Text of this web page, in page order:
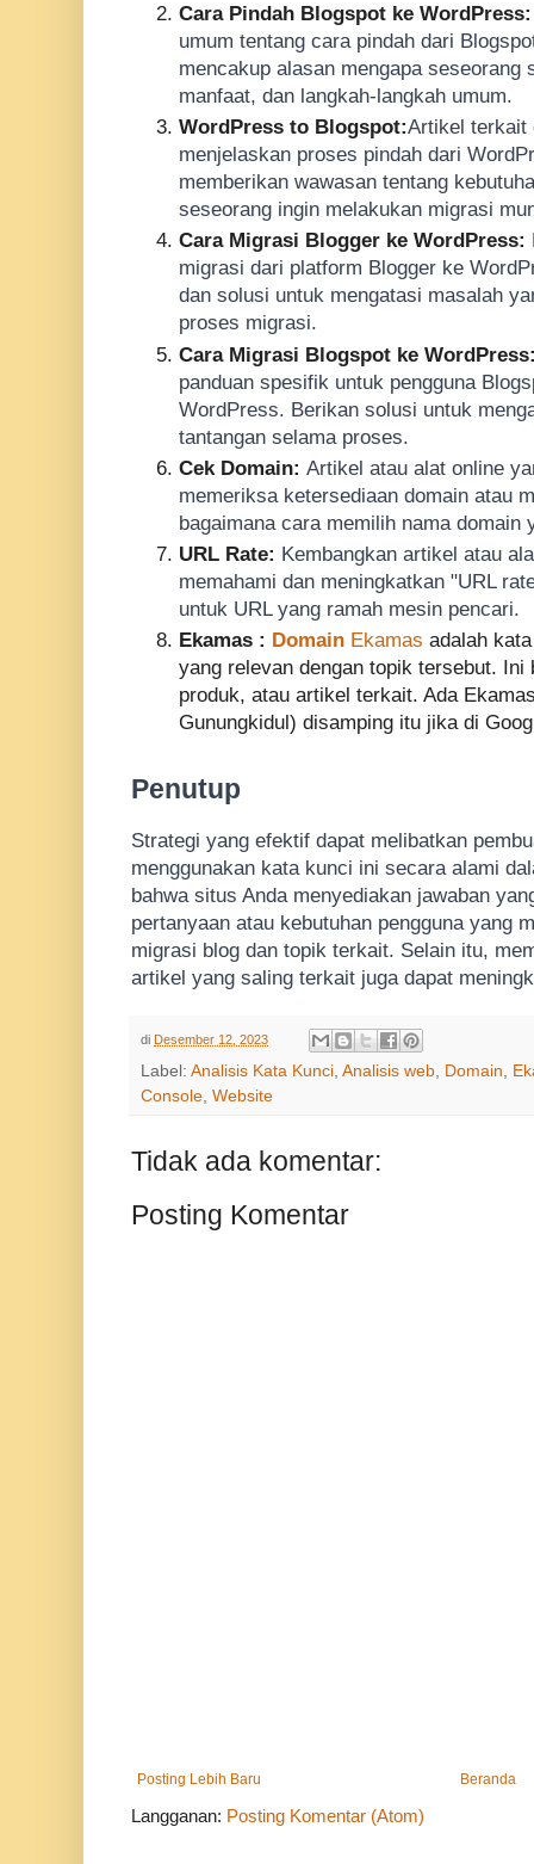
Cara Pindah Blogspot ke
umum tentang cara pindah dari
mencakup alasan mengapa seseorang
manfaat, dan langkah-langkah umum.
WordPress to Blogspot:Artikel terkait
menjelaskan proses pindah dari
memberikan wawasan tentang
seseorang ingin melakukan migrasi
Cara Migrasi Blogger ke WordPress:
migrasi dari platform Blogger ke
dan solusi untuk mengatasi masalah
proses migrasi.
Cara Migrasi Blogspot ke
panduan spesifik untuk pengguna
WordPress. Berikan solusi untuk
tantangan selama proses.
Cek Domain: Artikel atau alat online
memeriksa ketersediaan domain atau
bagaimana cara memilih nama domain
URL Rate: Kembangkan artikel atau
memahami dan meningkatkan "URL
untuk URL yang ramah mesin pencari.
Ekamas : Domain Ekamas adalah
yang relevan dengan topik tersebut.
produk, atau artikel terkait. Ada
Gunungkidul) disamping itu jika di
Penutup
Strategi yang efektif dapat melibatkan
menggunakan kata kunci ini secara alami
bahwa situs Anda menyediakan jawaban
pertanyaan atau kebutuhan pengguna yang
migrasi blog dan topik terkait. Selain itu,
artikel yang saling terkait juga dapat
di Desember 12, 2023
Label: Analisis Kata Kunci Analisis web Domain
Console Website
Tidak ada komentar:
Posting Komentar
Posting Lebih Baru Beranda
Langganan: Posting Komentar (Atom)